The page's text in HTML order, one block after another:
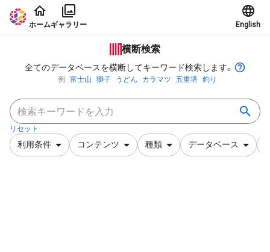
本文に飛ぶ
ホームギャラリー English
横断検索
全てのデータベースを横断してキーワード検索します。
例 富士山 獅子 うどん カラマツ 五重塔 釣り
リセット
利用条件 コンテンツ 種類 データベース